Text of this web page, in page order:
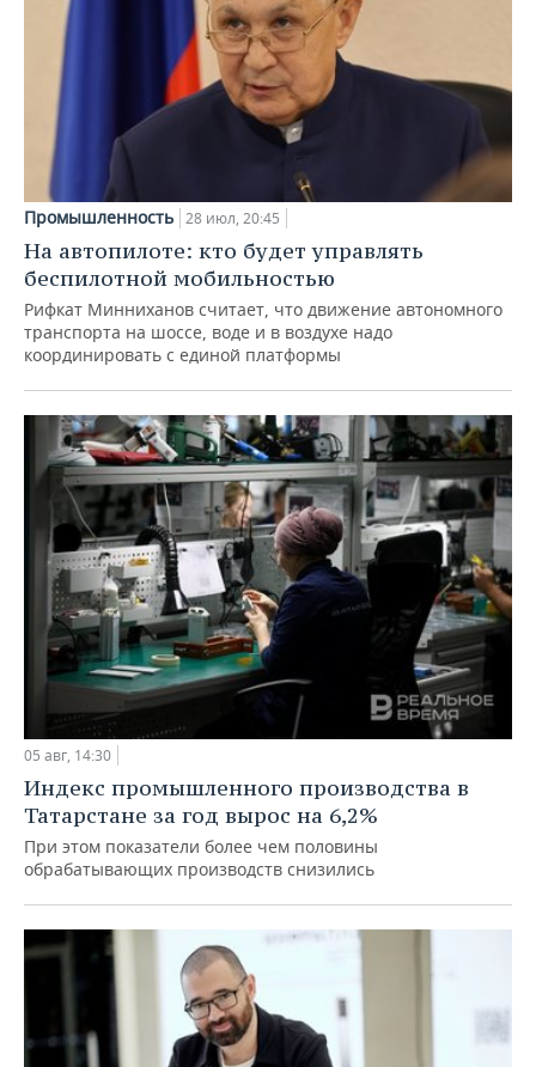
Промышленность 28 июл, 20:45
На автопилоте: кто будет управлять
беспилотной мобильностью
Рифкат Минниханов считает, что движение автономного
транспорта на шоссе, воде и в воздухе надо
координировать с единой платформы
05 авг, 14:30
Индекс промышленного производства в
Татарстане за год вырос на 6,2%
При этом показатели более чем половины
обрабатывающих производств снизились